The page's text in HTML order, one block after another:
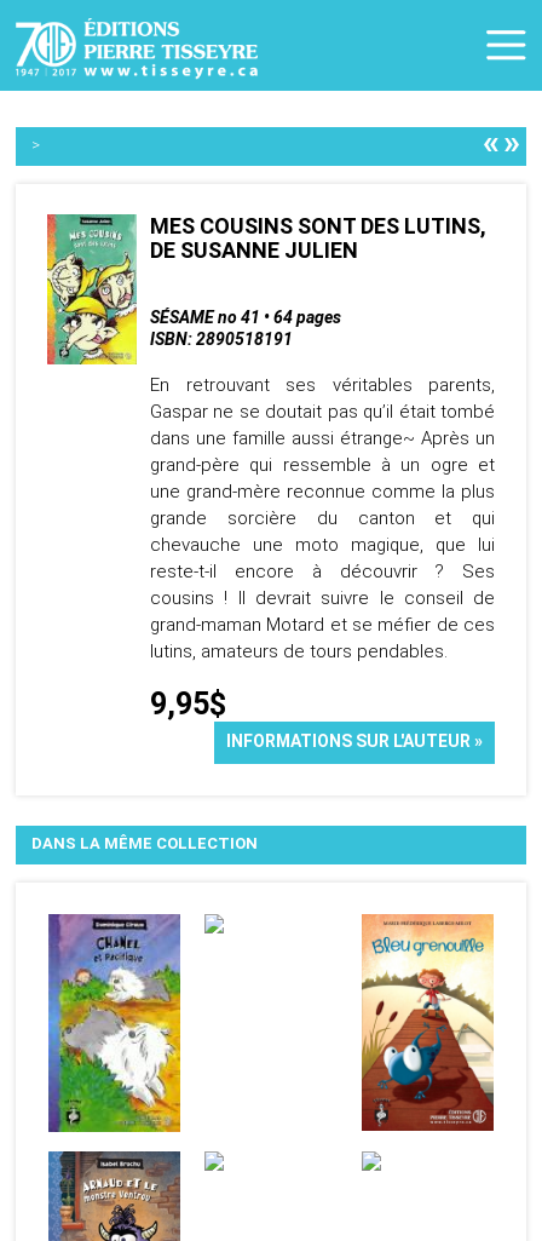
> «»
MES COUSINS SONT DES LUTINS,
DE SUSANNE JULIEN
SÉSAME no 41 • 64 pages
ISBN: 2890518191
En retrouvant ses véritables parents,
Gaspar ne se doutait pas qu’il était tombé
dans une famille aussi étrange~ Après un
grand-père qui ressemble à un ogre et
une grand-mère reconnue comme la plus
grande sorcière du canton et qui
chevauche une moto magique, que lui
reste-t-il encore à découvrir ? Ses
cousins ! Il devrait suivre le conseil de
grand-maman Motard et se méfier de ces
lutins, amateurs de tours pendables.
9,95$
INFORMATIONS SUR L'AUTEUR »
DANS LA MÊME COLLECTION